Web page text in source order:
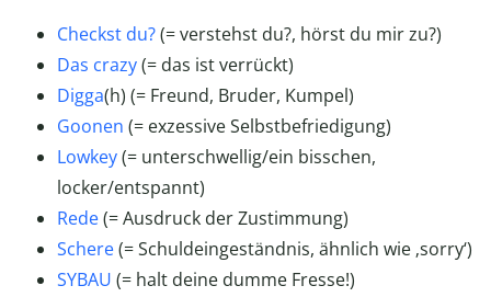
Checkst du?(= verstehst du?, hörst du mir zu?)
Das crazy(= das ist verrückt)
Digga(h) (= Freund, Bruder, Kumpel)
Goonen (= exzessive Selbstbefriedigung)
Lowkey(= unterschwellig/ein bisschen,
locker/entspannt)
Rede(= Ausdruck der Zustimmung)
Schere(= Schuldeingeständnis, ähnlich wie ‚sorry‘)
SYBAU (= halt deine dumme Fresse!)